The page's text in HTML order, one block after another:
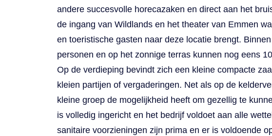
andere succesvolle horecazaken en direct aan het
de ingang van Wildlands en het theater van Emmen
en toeristische gasten naar deze locatie brengt.
personen en op het zonnige terras kunnen nog eens
Op de verdieping bevindt zich een kleine compacte
kleien partijen of vergaderingen. Net als op de
kleine groep de mogelijkheid heeft om gezellig te
is volledig ingericht en het bedrijf voldoet aan alle
sanitaire voorzieningen zijn prima en er is voldoende